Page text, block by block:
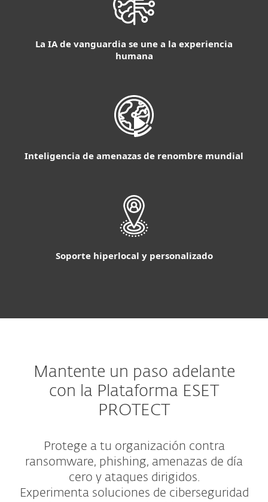
La IA de vanguardia se une a la experiencia
humana
Inteligencia de amenazas de renombre mundial
Soporte hiperlocal y personalizado
Mantente un paso adelante
con la Plataforma ESET
PROTECT
Protege a tu organización contra
ransomware, phishing, amenazas de día
cero y ataques dirigidos.
Experimenta soluciones de ciberseguridad